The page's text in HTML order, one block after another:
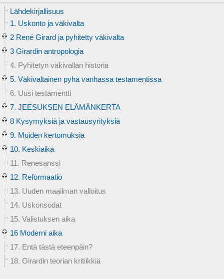
Lähdekirjallisuus
1. Uskonto ja väkivalta
2 René Girard ja pyhitetty väkivalta
3 Girardin antropologia
4. Pyhitetyn väkivallan historia
5. Väkivaltainen pyhä vanhassa testamentissa
6. Uusi testamentti
7. JEESUKSEN ELÄMÄNKERTA
8 Kysymyksiä ja vastausyrityksiä
9. Muiden kertomuksia
10. Keskiaika
11. Renesanssi
12. Reformaatio
13. Uuden maailman valloitus
14. Uskonsodat
15. Valistuksen aika
16 Moderni aika
17. Entä tästä eteenpäin?
18. Girardin teorian kritiikkiä